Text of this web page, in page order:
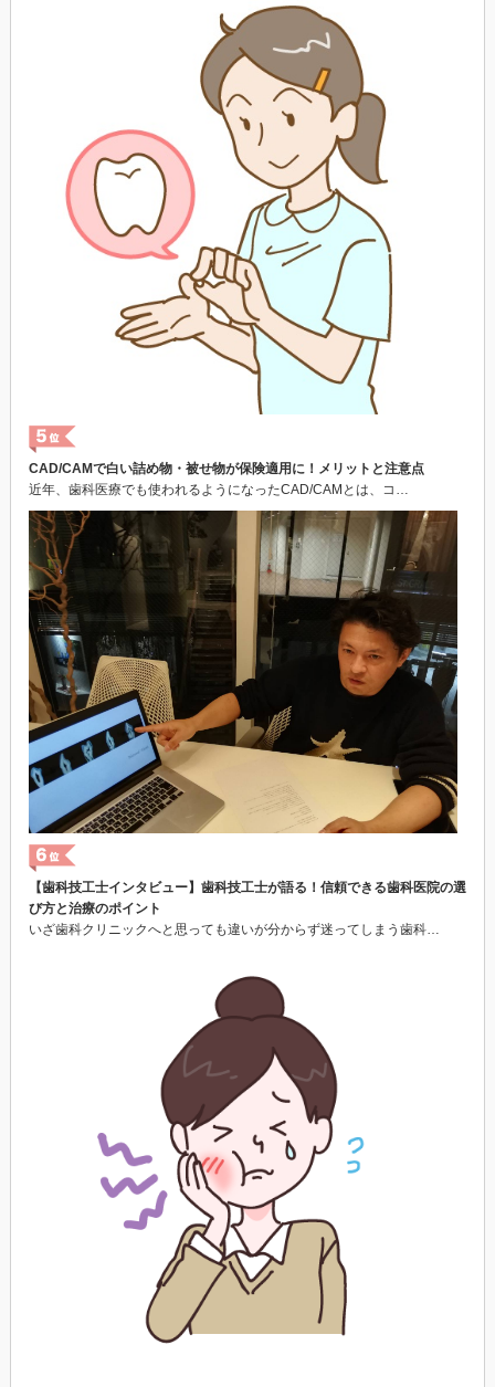
CAD/CAMで白い詰め物・被せ物が保険適用に！メリットと注意点
近年、歯科医療でも使われるようになったCAD/CAMとは、コ…
【歯科技工士インタビュー】歯科技工士が語る！信頼できる歯科医院の選
び方と治療のポイント
いざ歯科クリニックへと思っても違いが分からず迷ってしまう歯科…